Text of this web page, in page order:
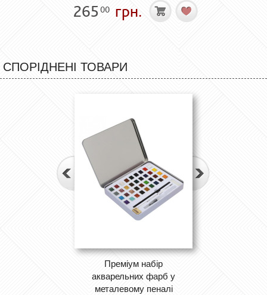
265 00 грн.
СПОРІДНЕНІ ТОВАРИ
Преміум набір
акварельних фарб у
металевому пеналі